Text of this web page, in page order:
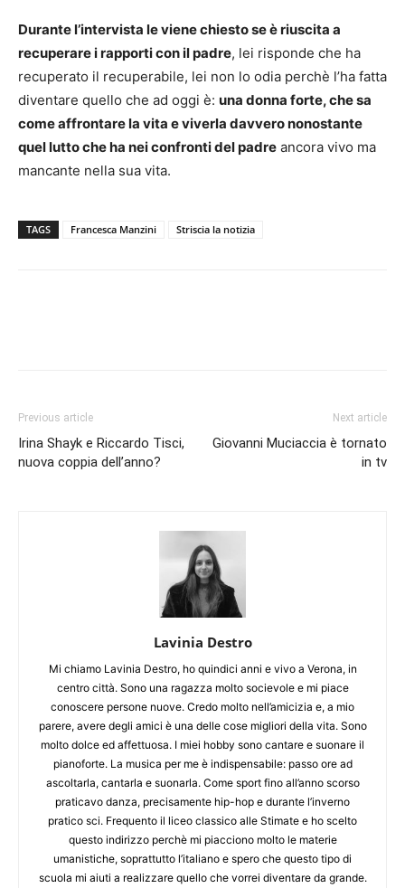
Durante l’intervista le viene chiesto se è riuscita a
recuperare i rapporti con il padre, lei risponde che ha
recuperato il recuperabile, lei non lo odia perchè l’ha fatta
diventare quello che ad oggi è: una donna forte, che sa
come affrontare la vita e viverla davvero nonostante
quel lutto che ha nei confronti del padre ancora vivo ma
mancante nella sua vita.
TAGS Francesca Manzini Striscia la notizia
Previous article
Irina Shayk e Riccardo Tisci,
nuova coppia dell’anno?
Next article
Giovanni Muciaccia è tornato
in tv
Lavinia Destro
Mi chiamo Lavinia Destro, ho quindici anni e vivo a Verona, in
centro città. Sono una ragazza molto socievole e mi piace
conoscere persone nuove. Credo molto nell’amicizia e, a mio
parere, avere degli amici è una delle cose migliori della vita. Sono
molto dolce ed affettuosa. I miei hobby sono cantare e suonare il
pianoforte. La musica per me è indispensabile: passo ore ad
ascoltarla, cantarla e suonarla. Come sport fino all’anno scorso
praticavo danza, precisamente hip-hop e durante l’inverno
pratico sci. Frequento il liceo classico alle Stimate e ho scelto
questo indirizzo perchè mi piacciono molto le materie
umanistiche, soprattutto l’italiano e spero che questo tipo di
scuola mi aiuti a realizzare quello che vorrei diventare da grande.